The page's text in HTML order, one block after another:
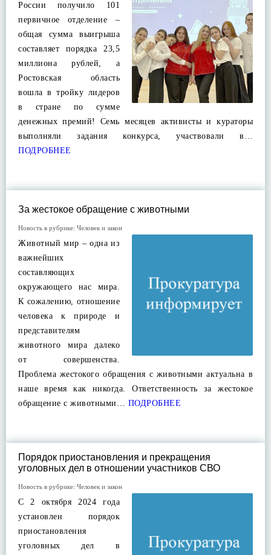
России получило 101
первичное отделение –
общая сумма выигрыша
составляет порядка 23,5
миллиона рублей, а
Ростовская область
вошла в тройку лидеров
в стране по сумме
денежных премий! Семь месяцев активисты и кураторы
выполняли задания конкурса, участвовали в…
ПОДРОБНЕЕ
За жестокое обращение с животными
Новость в рубрике: Человек и закон
Животный мир – одна из
важнейших
составляющих
окружающего нас мира.
К сожалению, отношение
человека к природе и
представителям
животного мира далеко
от совершенства.
Проблема жестокого обращения с животными актуальна в
наше время как никогда. Ответственность за жестокое
обращение с животными… ПОДРОБНЕЕ
Порядок приостановления и прекращения
уголовных дел в отношении участников СВО
Новость в рубрике: Человек и закон
С 2 октября 2024 года
установлен порядок
приостановления
уголовных дел в